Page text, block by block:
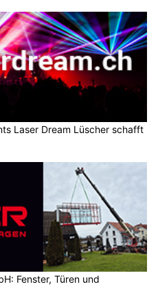
Laser Dream Lüscher schafft
Fenster, Türen und